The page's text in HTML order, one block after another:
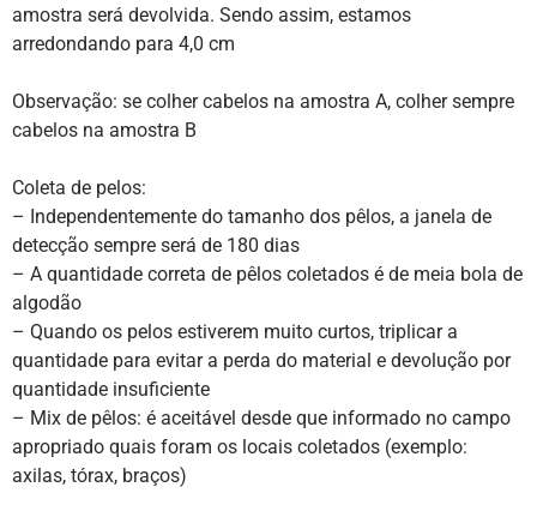
amostra será devolvida. Sendo assim, estamos
arredondando para 4,0 cm
Observação: se colher cabelos na amostra A, colher sempre
cabelos na amostra B
Coleta de pelos:
– Independentemente do tamanho dos pêlos, a janela de
detecção sempre será de 180 dias
– A quantidade correta de pêlos coletados é de meia bola de
algodão
– Quando os pelos estiverem muito curtos, triplicar a
quantidade para evitar a perda do material e devolução por
quantidade insuficiente
– Mix de pêlos: é aceitável desde que informado no campo
apropriado quais foram os locais coletados (exemplo:
axilas, tórax, braços)